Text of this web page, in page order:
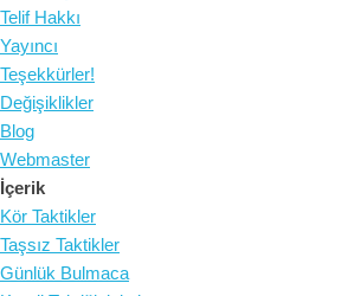
Telif Hakkı
Yayıncı
Teşekkürler!
Değişiklikler
Blog
Webmaster
İçerik
Kör Taktikler
Taşsız Taktikler
Günlük Bulmaca